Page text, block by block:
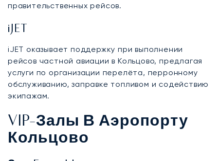
правительственных рейсов.
iJET
iJET оказывает поддержку при выполнении
рейсов частной авиации в Кольцово, предлагая
услуги по организации перелёта, перронному
обслуживанию, заправке топливом и содействию
экипажам.
VIP-Залы В Аэропорту
Кольцово